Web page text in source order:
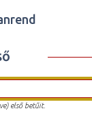
első betűit.